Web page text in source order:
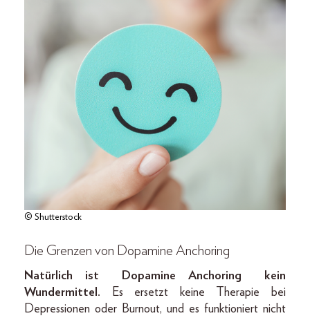
© Shutterstock
Die Grenzen von Dopamine Anchoring
Natürlich ist Dopamine Anchoring kein
Wundermittel.
Es ersetzt keine Therapie bei
Depressionen oder Burnout, und es funktioniert nicht